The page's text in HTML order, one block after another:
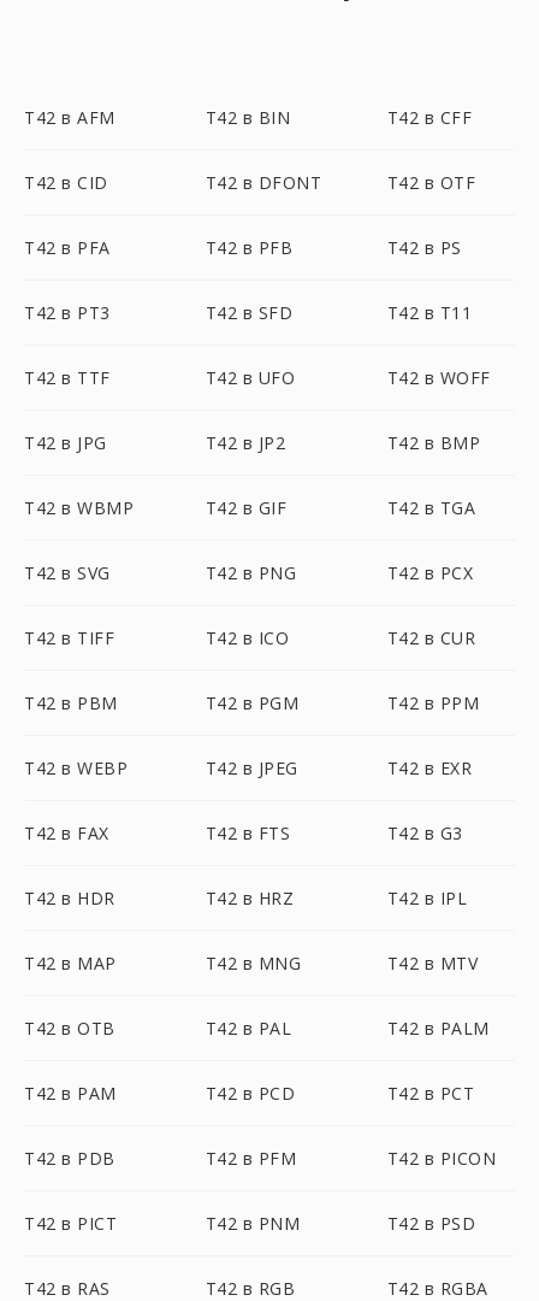
T42 в AFM T42 в BIN T42 в CFF
T42 в CID T42 в DFONT T42 в OTF
T42 в PFA T42 в PFB T42 в PS
T42 в PT3 T42 в SFD T42 в T11
T42 в TTF T42 в UFO T42 в WOFF
T42 в JPG T42 в JP2 T42 в BMP
T42 в WBMP T42 в GIF T42 в TGA
T42 в SVG T42 в PNG T42 в PCX
T42 в TIFF T42 в ICO T42 в CUR
T42 в PBM T42 в PGM T42 в PPM
T42 в WEBP T42 в JPEG T42 в EXR
T42 в FAX T42 в FTS T42 в G3
T42 в HDR T42 в HRZ T42 в IPL
T42 в MAP T42 в MNG T42 в MTV
T42 в OTB T42 в PAL T42 в PALM
T42 в PAM T42 в PCD T42 в PCT
T42 в PDB T42 в PFM T42 в PICON
T42 в PICT T42 в PNM T42 в PSD
T42 в RAS T42 в RGB T42 в RGBA